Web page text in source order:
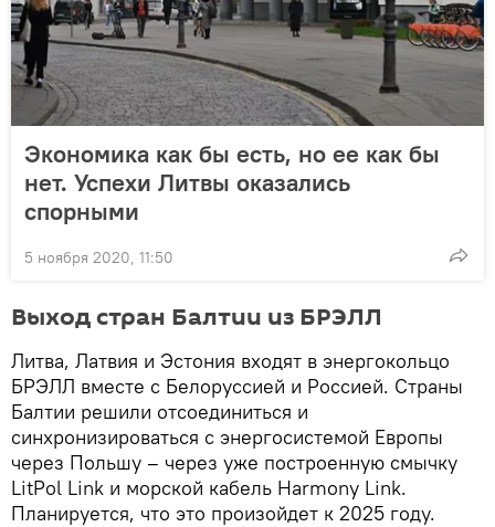
Экономика как бы есть, но ее как бы
нет. Успехи Литвы оказались
спорными
5 ноября 2020, 11:50
Выход стран Балтии из БРЭЛЛ
Литва, Латвия и Эстония входят в энергокольцо
БРЭЛЛ вместе с Белоруссией и Россией. Страны
Балтии решили отсоединиться и
синхронизироваться с энергосистемой Европы
через Польшу – через уже построенную смычку
LitPol Link и морской кабель Harmony Link.
Планируется, что это произойдет к 2025 году.